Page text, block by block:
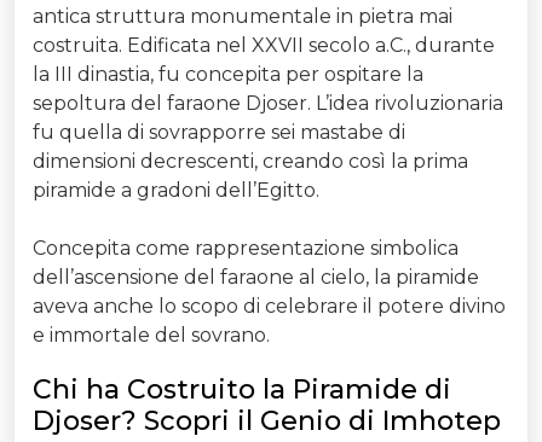
antica struttura monumentale in pietra mai
costruita. Edificata nel XXVII secolo a.C., durante
la III dinastia, fu concepita per ospitare la
sepoltura del faraone Djoser. L’idea rivoluzionaria
fu quella di sovrapporre sei mastabe di
dimensioni decrescenti, creando così la prima
piramide a gradoni dell’Egitto.
Concepita come rappresentazione simbolica
dell’ascensione del faraone al cielo, la piramide
aveva anche lo scopo di celebrare il potere divino
e immortale del sovrano.
Chi ha Costruito la Piramide di
Djoser? Scopri il Genio di Imhotep